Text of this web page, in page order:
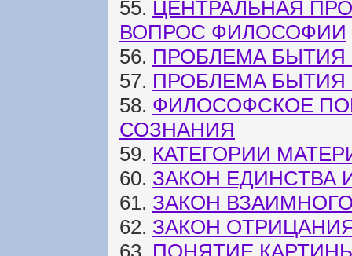
55. ЦЕНТРАЛЬНАЯ
ВОПРОС ФИЛОСОФИИ
56. ПРОБЛЕМА
57. ПРОБЛЕМА БЫТИЯ
58. ФИЛОСОФСКОЕ
СОЗНАНИЯ
59. КАТЕГОРИИ
60. ЗАКОН
61. ЗАКОН
62. ЗАКОН